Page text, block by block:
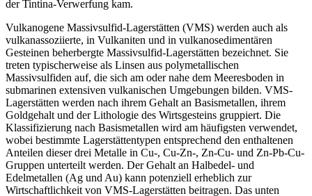
der Tintina-Verwerfung kam.
Vulkanogene Massivsulfid-Lagerstätten (VMS) werden auch als
vulkanassoziierte, in Vulkaniten und in vulkanosedimentären
Gesteinen beherbergte Massivsulfid-Lagerstätten bezeichnet. Sie
treten typischerweise als Linsen aus polymetallischen
Massivsulfiden auf, die sich am oder nahe dem Meeresboden in
submarinen extensiven vulkanischen Umgebungen bilden. VMS-
Lagerstätten werden nach ihrem Gehalt an Basismetallen, ihrem
Goldgehalt und der Lithologie des Wirtsgesteins gruppiert. Die
Klassifizierung nach Basismetallen wird am häufigsten verwendet,
wobei bestimmte Lagerstättentypen entsprechend den enthaltenen
Anteilen dieser drei Metalle in Cu-, Cu-Zn-, Zn-Cu- und Zn-Pb-Cu-
Gruppen unterteilt werden. Der Gehalt an Halbedel- und
Edelmetallen (Ag und Au) kann potenziell erheblich zur
Wirtschaftlichkeit von VMS-Lagerstätten beitragen. Das unten